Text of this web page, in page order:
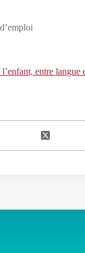
entre langue